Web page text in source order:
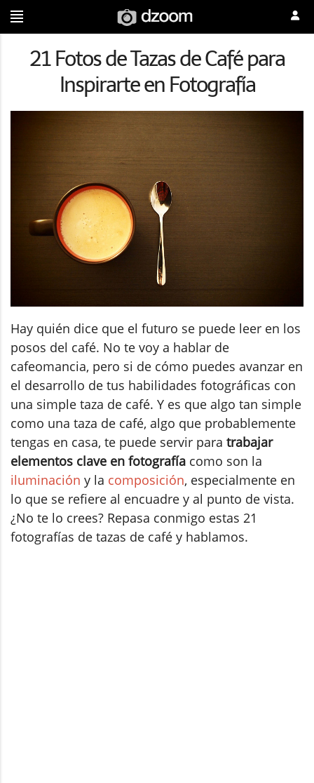
21 Fotos de Tazas de Café para
Inspirarte en Fotografía
Hay quién dice que el futuro se puede leer en los
posos del café. No te voy a hablar de
cafeomancia, pero si de cómo puedes avanzar en
el desarrollo de tus habilidades fotográficas con
una simple taza de café. Y es que algo tan simple
como una taza de café, algo que probablemente
tengas en casa, te puede servir para trabajar
elementos clave en fotografía como son la
iluminación y la composición, especialmente en
lo que se refiere al encuadre y al punto de vista.
¿No te lo crees? Repasa conmigo estas 21
fotografías de tazas de café y hablamos.